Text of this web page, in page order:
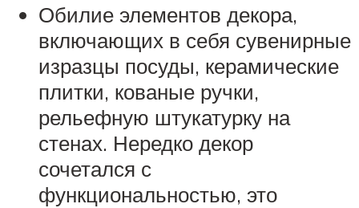
Обилие элементов декора,
включающих в себя сувенирные
изразцы посуды, керамические
плитки, кованые ручки,
рельефную штукатурку на
стенах. Нередко декор
сочетался с
функциональностью, это